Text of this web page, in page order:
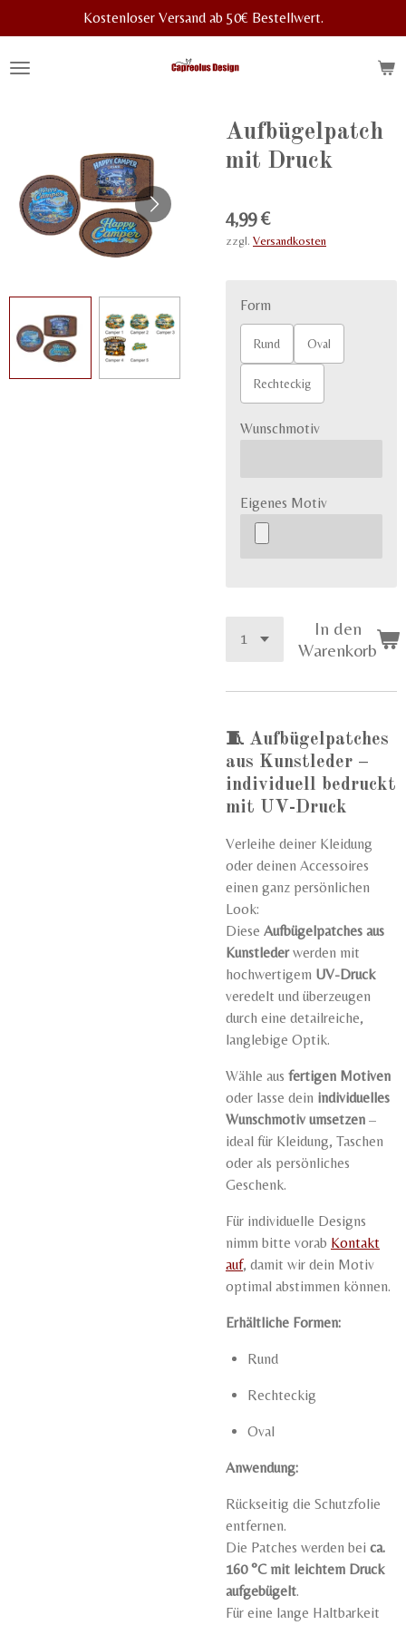
Hauptinhalt
springen
Kostenloser Versand ab 50€ Bestellwert.
Aufbügelpatch
mit Druck
4,99 €
zzgl. Versandkosten
Form
Rund Oval
Rechteckig
Wunschmotiv
Eigenes Motiv
In den
Warenkorb
🧵 Aufbügelpatches
aus Kunstleder –
individuell bedruckt
mit UV-Druck
Verleihe deiner Kleidung
oder deinen Accessoires
einen ganz persönlichen
Look:
Diese Aufbügelpatches aus
Kunstlederwerden mit
hochwertigem UV-Druck
veredelt und überzeugen
durch eine detailreiche,
langlebige Optik.
Wähle aus fertigen Motiven
oder lasse dein individuelles
Wunschmotiv umsetzen –
ideal für Kleidung, Taschen
oder als persönliches
Geschenk.
Für individuelle Designs
nimm bitte vorab Kontakt
auf, damit wir dein Motiv
optimal abstimmen können.
Erhältliche Formen:
Rund
Rechteckig
Oval
Anwendung:
Rückseitig die Schutzfolie
entfernen.
Die Patches werden bei ca.
160 °C mit leichtem Druck
aufgebügelt.
Für eine lange Haltbarkeit